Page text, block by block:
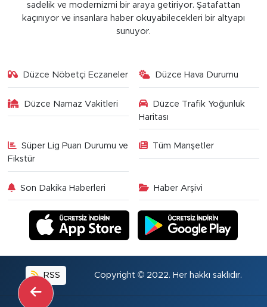
sadelik ve modernizmi bir araya getiriyor. Şatafattan
kaçınıyor ve insanlara haber okuyabilecekleri bir altyapı
sunuyor.
Düzce Nöbetçi Eczaneler Düzce Hava Durumu
Düzce Namaz Vakitleri
Düzce Trafik Yoğunluk
Haritası
Süper Lig Puan Durumu ve
Fikstür
Tüm Manşetler
Son Dakika Haberleri Haber Arşivi
RSS Copyright © 2022. Her hakkı saklıdır.